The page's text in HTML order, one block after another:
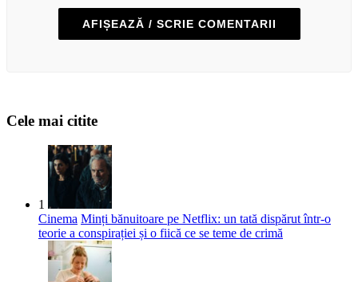
AFIȘEAZĂ / SCRIE COMENTARII
Cele mai citite
1
Cinema Minți bănuitoare pe Netflix: un tată dispărut într-o
teorie a conspirației și o fiică ce se teme de crimă